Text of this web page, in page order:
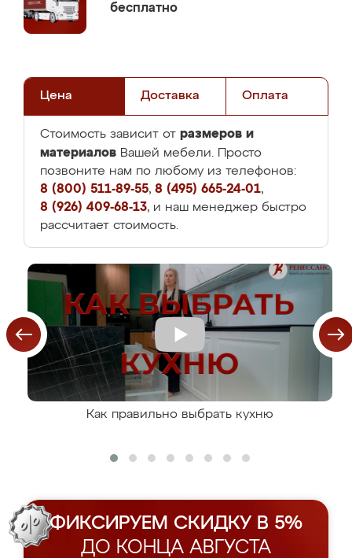
бесплатно
Цена Доставка Оплата
Стоимость зависит от размеров и
материалов Вашей мебели. Просто
позвоните нам по любому из телефонов:
8 (800) 511-89-55, 8 (495) 665-24-01,
8 (926) 409-68-13, и наш менеджер быстро
рассчитает стоимость.
Как правильно выбрать кухню
ФИКСИРУЕМ СКИДКУ В 5%
ДО КОНЦА АВГУСТА